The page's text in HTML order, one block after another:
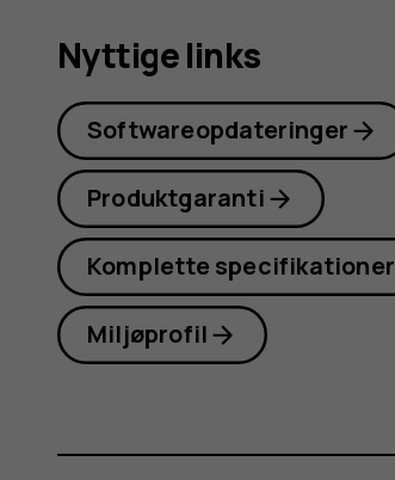
Nyttige links
Softwareopdateringer
Produktgaranti
Komplette specifikationer
Miljøprofil